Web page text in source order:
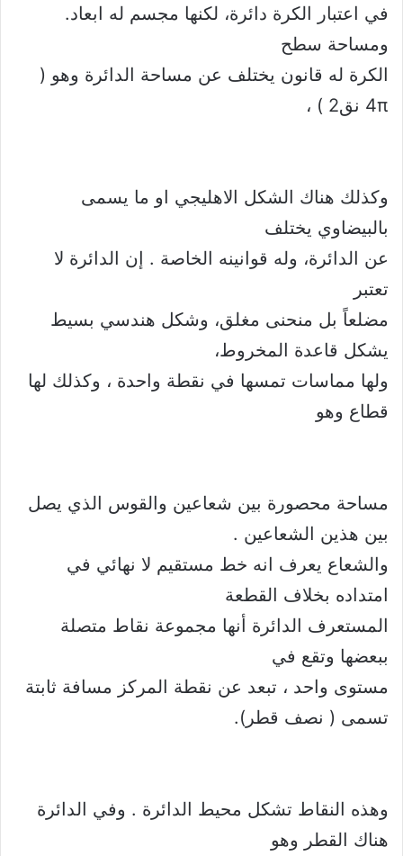
في اعتبار الكرة دائرة، لكنها مجسم له ابعاد.
ومساحة سطح
الكرة له قانون يختلف عن مساحة الدائرة وهو (
4π نق2 ) ،
وكذلك هناك الشكل الاهليجي او ما يسمى
بالبيضاوي يختلف
عن الدائرة، وله قوانينه الخاصة . إن الدائرة لا
تعتبر
مضلعاً بل منحنى مغلق، وشكل هندسي بسيط
يشكل قاعدة المخروط،
ولها مماسات تمسها في نقطة واحدة ، وكذلك لها
قطاع وهو
مساحة محصورة بين شعاعين والقوس الذي يصل
بين هذين الشعاعين .
والشعاع يعرف انه خط مستقيم لا نهائي في
امتداده بخلاف القطعة
المستعرف الدائرة أنها مجموعة نقاط متصلة
ببعضها وتقع في
مستوى واحد ، تبعد عن نقطة المركز مسافة ثابتة
تسمى ( نصف قطر).
وهذه النقاط تشكل محيط الدائرة . وفي الدائرة
هناك القطر وهو